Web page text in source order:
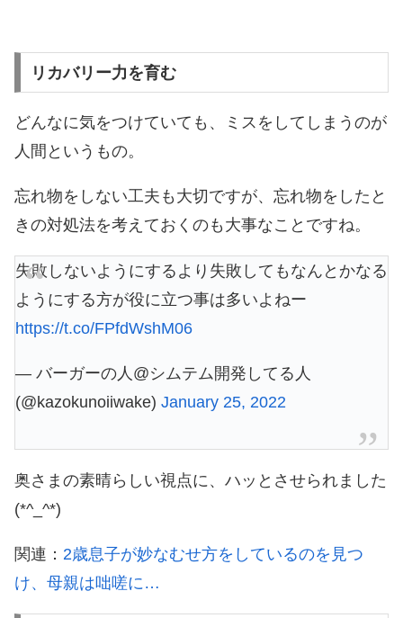
リカバリー力を育む
どんなに気をつけていても、ミスをしてしまうのが
人間というもの。
忘れ物をしない工夫も大切ですが、忘れ物をしたと
きの対処法を考えておくのも大事なことですね。
失敗しないようにするより失敗してもなんとかなる
ようにする方が役に立つ事は多いよねー
https://t.co/FPfdWshM06
— バーガーの人@シムテム開発してる人
(@kazokunoiiwake) January 25, 2022
奥さまの素晴らしい視点に、ハッとさせられました
(*^_^*)
関連： 2歳息子が妙なむせ方をしているのを見つ
け、母親は咄嗟に…